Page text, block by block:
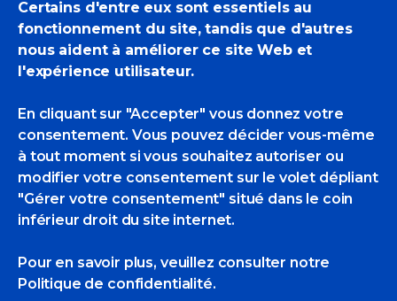
Certains d'entre eux sont essentiels au
fonctionnement du site, tandis que d'autres
nous aident à améliorer ce site Web et
l'expérience utilisateur.
En cliquant sur "Accepter" vous donnez votre
consentement. Vous pouvez décider vous-même
à tout moment si vous souhaitez autoriser ou
modifier votre consentement sur le volet dépliant
"Gérer votre consentement" situé dans le coin
inférieur droit du site internet.
Pour en savoir plus, veuillez consulter notre
Politique de confidentialité.
Actualités Des POM
Editions Collectives
La presqu’île